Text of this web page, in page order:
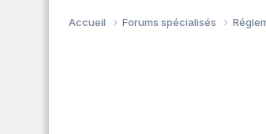
Accueil Forums spécialisés